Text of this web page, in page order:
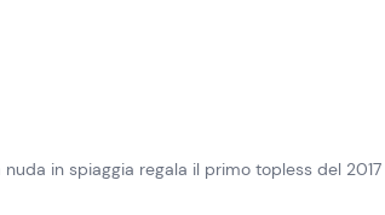
in spiaggia regala il primo topless del 2017